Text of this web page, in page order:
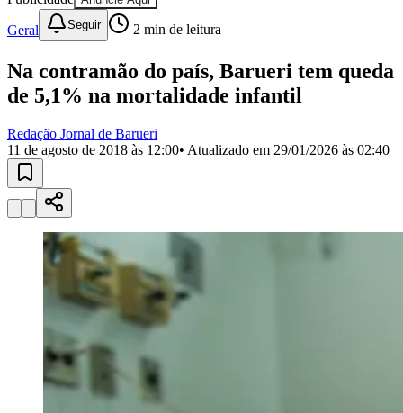
Bairros de Barueri
Selecione sua regiãoPara notícias da sua região
JubranBelvalBethavilleBoa
VistaCalifórniaCarapicuíbaCentroChácaras MarcoCidades da
Região
Militar
Califórnia Jardim dos Altos
Esperança Jardim Graziela
Mutinga Jardim Paraíso Jardim Paulista
Jardim São PedroJardim São Silvestre Jardim Silveira
Jardim Tupanci MutingaNova Aldeinha
Parque ImperialParque Santa Luzia
do Bom JesusRecanto Phrynéa
TamboréVale do Sol
Vila Engenho Novo
EscadaVila Porto
Votupoca
Para Sua Empresa
Anuncie no Portal
Geral Seguir 2 min de leitura
Na contramão do país, Barueri tem queda
de 5,1% na mortalidade infantil
Redação Jornal de Barueri
11 de agosto de 2018 às 12:00• Atualizado em 29/01/2026 às 02:40